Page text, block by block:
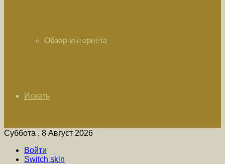
Обзор интернета
Искать
Суббота , 8 Август 2026
Войти
Switch skin